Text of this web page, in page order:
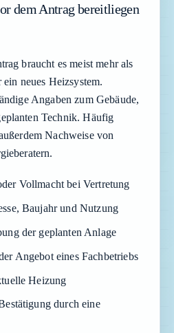
dem Antrag bereitliegen
braucht es meist mehr als
neues Heizsystem.
Angaben zum Gebäude,
Technik. Häufig
Nachweise von
Vollmacht bei Vertretung
Baujahr und Nutzung
der geplanten Anlage
Angebot eines Fachbetriebs
Heizung
durch eine